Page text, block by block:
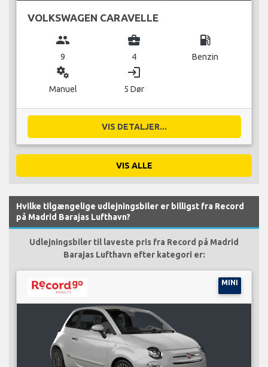
VOLKSWAGEN CARAVELLE
group
9
business_center
4
local_gas_station
Benzin
miscellaneous_services
Manuel
login
5 Dør
VIS DETALJER...
VIS ALLE
Hvilke tilgængelige udlejningsbiler er billigst fra Record
på Madrid Barajas Lufthavn?
Udlejningsbiler til laveste pris fra Record på Madrid
Barajas Lufthavn efter kategori er:
MINI